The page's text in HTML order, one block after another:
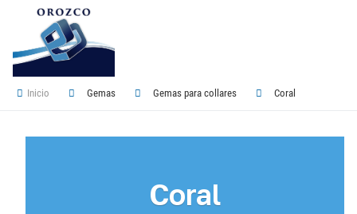
Inicio Gemas Gemas para collares Coral
Coral